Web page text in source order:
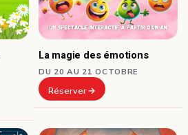
La magie des émotions
DU 20 AU 21 OCTOBRE
Réserver